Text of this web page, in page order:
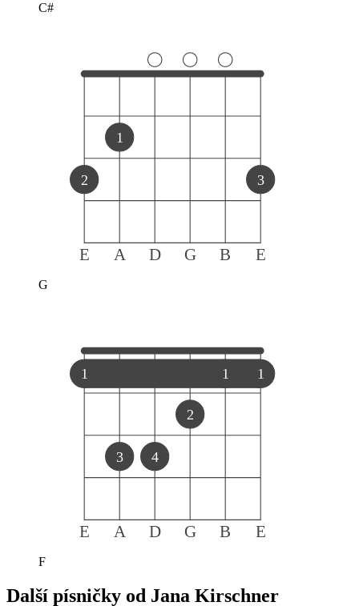
C#
E A D G B E
2
1
3
G
E A D G B E
1 1 1
3 4
2
F
Další písničky od Jana Kirschner